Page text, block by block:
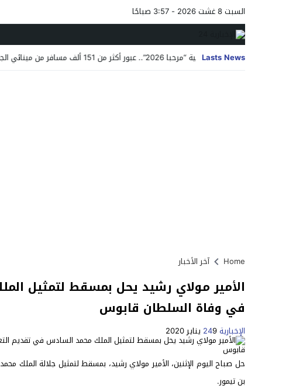
السبت 8 غشت 2026 - 3:57 صباحًا
Lasts News
12:00 عملية “مرحبا 2026”.. عبور أكثر من 151 ألف مسافر من مينائي الجزيرة الخضراء وطريفة نحو المغرب في أربعة أيام
Home آخر الأخبار
الأمير مولاي رشيد يحل بمسقط لتمثيل
في وفاة السلطان قابوس
الإخبارية 24 9 يناير 2020
حل صباح اليوم الإثنين، الأمير مولاي رشيد، بمسقط لتمثيل جلالة
بن تيمور.